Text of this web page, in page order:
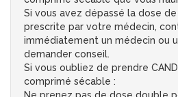
Si vous avez dépassé la dose de
prescrite par votre médecin,
immédiatement un médecin ou
demander conseil.
Si vous oubliez de prendre
comprimé sécable :